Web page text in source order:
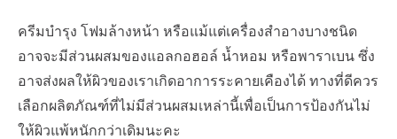
ครีมบำรุง โฟมล้างหน้า หรือแม้แต่เครื่องสำอางบางชนิด
อาจจะมีส่วนผสมของแอลกอฮอล์ น้ำหอม หรือพาราเบน ซึ่ง
อาจส่งผลให้ผิวของเราเกิดอาการระคายเคืองได้ ทางที่ดีควร
เลือกผลิตภัณฑ์ที่ไม่มีส่วนผสมเหล่านี้เพื่อเป็นการป้องกันไม่
ให้ผิวแพ้หนักกว่าเดิมนะคะ